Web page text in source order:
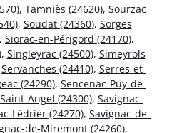
, Tamniès (24620), Sourzac
, Soudat (24360), Sorges
, Siorac-en-Périgord (24170),
, Singleyrac (24500), Simeyrols
Servanches (24410), Serres-et-
(24290), Sencenac-Puy-de-
Angel (24300), Savignac-
Lédrier (24270), Savignac-de-
de-Miremont (24260),